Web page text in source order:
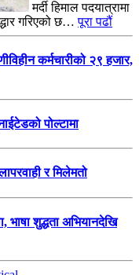
मर्दी हिमाल पदयात्रामा
गरिएको छ…पूरा पढौं
कर्मचारीको २९ हजार,
पोल्टामा
र मिलेमतो
भाषा शुद्धता अभियानदेखि